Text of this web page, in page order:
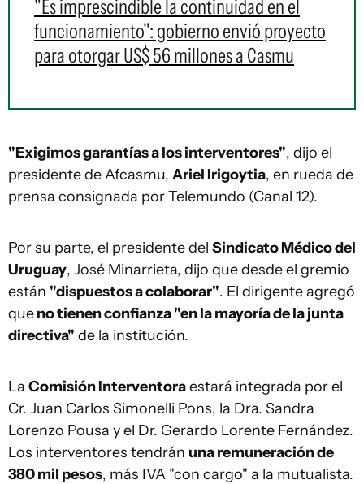
"Es imprescindible la continuidad en el
funcionamiento": gobierno envió proyecto
para otorgar US$ 56 millones a Casmu
"Exigimos garantías a los interventores", dijo el
presidente de Afcasmu, Ariel Irigoytia, en rueda de
prensa consignada por Telemundo (Canal 12).
Por su parte, el presidente del Sindicato Médico del
Uruguay, José Minarrieta, dijo que desde el gremio
están "dispuestos a colaborar". El dirigente agregó
queno tienen confianza "en la mayoría de la junta
directiva" de la institución.
La Comisión Interventoraestará integrada por el
Cr. Juan Carlos Simonelli Pons, la Dra. Sandra
Lorenzo Pousa y el Dr. Gerardo Lorente Fernández.
Los interventores tendrán una remuneración de
380 mil pesos, más IVA "con cargo" a la mutualista.